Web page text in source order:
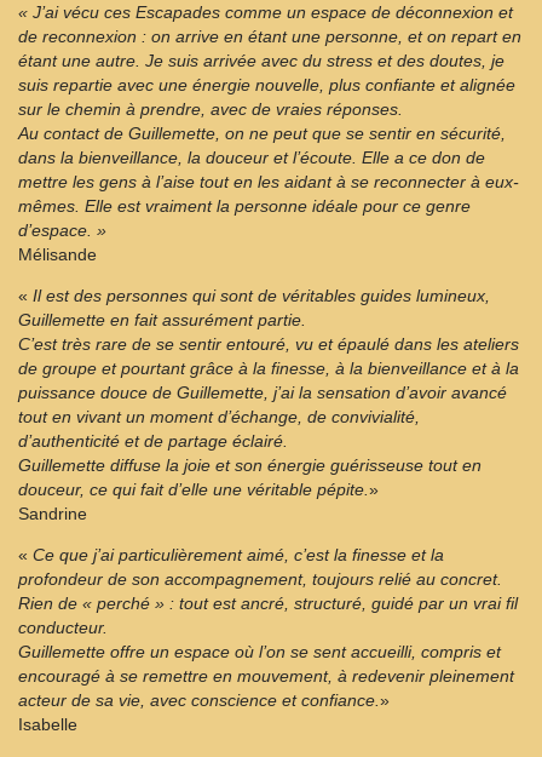
« J’ai vécu ces Escapades comme un espace de déconnexion et
de reconnexion : on arrive en étant une personne, et on repart en
étant une autre. Je suis arrivée avec du stress et des doutes, je
suis repartie avec une énergie nouvelle, plus confiante et alignée
sur le chemin à prendre, avec de vraies réponses.
Au contact de Guillemette, on ne peut que se sentir en sécurité,
dans la bienveillance, la douceur et l’écoute. Elle a ce don de
mettre les gens à l’aise tout en les aidant à se reconnecter à eux-
mêmes. Elle est vraiment la personne idéale pour ce genre
d’espace. »
Mélisande
« Il est des personnes qui sont de véritables guides lumineux,
Guillemette en fait assurément partie.
C’est très rare de se sentir entouré, vu et épaulé dans les ateliers
de groupe et pourtant grâce à la finesse, à la bienveillance et à la
puissance douce de Guillemette, j’ai la sensation d’avoir avancé
tout en vivant un moment d’échange, de convivialité,
d’authenticité et de partage éclairé.
Guillemette diffuse la joie et son énergie guérisseuse tout en
douceur, ce qui fait d’elle une véritable pépite.»
Sandrine
« Ce que j’ai particulièrement aimé, c’est la finesse et la
profondeur de son accompagnement, toujours relié au concret.
Rien de « perché » : tout est ancré, structuré, guidé par un vrai fil
conducteur.
Guillemette offre un espace où l’on se sent accueilli, compris et
encouragé à se remettre en mouvement, à redevenir pleinement
acteur de sa vie, avec conscience et confiance.»
Isabelle